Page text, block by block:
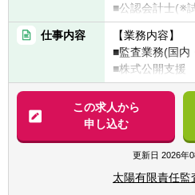
■公認会計士(※
■USCPA(※監査
必須)
※前職のご経験
【海外駐在の条
ご経験、英語力
けておりません
目安として、
TOEIC700点程
仕事内容
【業務内容】
■監査業務(国内
■株式公開支援
■内部統制支援
■IFRS導入支援
※法人として海
針です。（欧
※ご入所後、1
験を積んでいた
この求人から
申し込む
更新日 2026年
太陽有限責任監